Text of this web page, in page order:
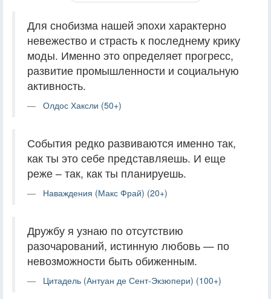
Для снобизма нашей эпохи характерно
невежество и страсть к последнему крику
моды. Именно это определяет прогресс,
развитие промышленности и социальную
активность.
Олдос Хаксли (50+)
События редко развиваются именно так,
как ты это себе представляешь. И еще
реже – так, как ты планируешь.
Наваждения (Макс Фрай) (20+)
Дружбу я узнаю по отсутствию
разочарований, истинную любовь — по
невозможности быть обиженным.
Цитадель (Антуан де Сент-Экзюпери) (100+)